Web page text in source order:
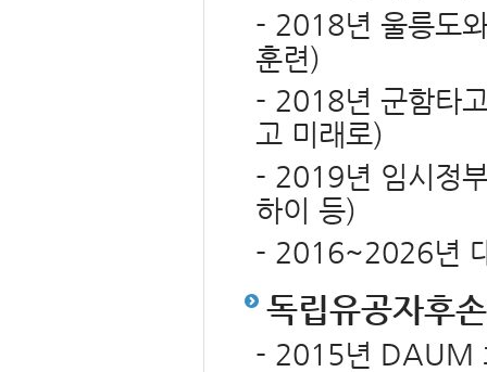
- 2018년 울릉도
훈련)
- 2018년 군함타
고 미래로)
- 2019년 임시정
하이 등)
- 2016~2026년
독립유공자후
- 2015년 DAUM